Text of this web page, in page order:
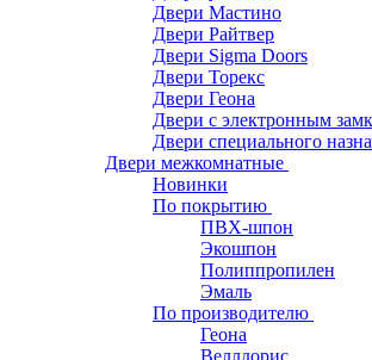
Двери Мастино
Двери Райтвер
Двери Sigma Doors
Двери Торекс
Двери Геона
Двери с электронным
Двери специального
Двери межкомнатные
Новинки
По покрытию
ПВХ-шпон
Экошпон
Полиппропилен
Эмаль
По производителю
Геона
Веллдорис